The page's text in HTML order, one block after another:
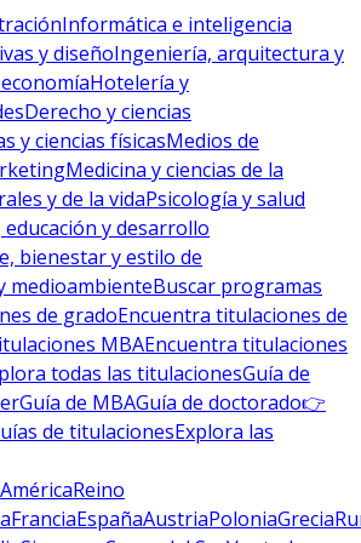
Informática e inteligencia
y diseñoIngeniería, arquitectura y
Hotelería y
Derecho y ciencias
y ciencias físicasMedios de
Medicina y ciencias de la
y de la vidaPsicología y salud
educación y desarrollo
bienestar y estilo de
medioambienteBuscar programas
de gradoEncuentra titulaciones de
MBAEncuentra titulaciones
todas las titulacionesGuía de
Guía de MBAGuía de doctorado👉
de titulacionesExplora las
Reino
FranciaEspañaAustriaPoloniaGrecia